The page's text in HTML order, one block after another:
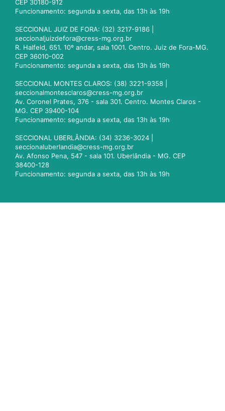
CEP 30180-912
Funcionamento: segunda a sexta, das 13h às 19h
SECCIONAL JUIZ DE FORA: (32) 3217-9186 |
seccionaljuizdefora@cress-mg.org.br
R. Halfeld, 651. 10º andar, sala 1001. Centro. Juiz de Fora-MG.
CEP 36010-002
Funcionamento: segunda a sexta, das 13h às 19h
SECCIONAL MONTES CLAROS: (38) 3221-9358 |
seccionalmontesclaros@cress-mg.org.br
Av. Coronel Prates, 376 - sala 301. Centro. Montes Claros -
MG. CEP 39400-104
Funcionamento: segunda a sexta, das 13h às 19h
SECCIONAL UBERLÂNDIA: (34) 3236-3024 |
seccionaluberlandia@cress-mg.org.br
Av. Afonso Pena, 547 - sala 101. Uberlândia - MG. CEP
38400-128
Funcionamento: segunda a sexta, das 13h às 19h